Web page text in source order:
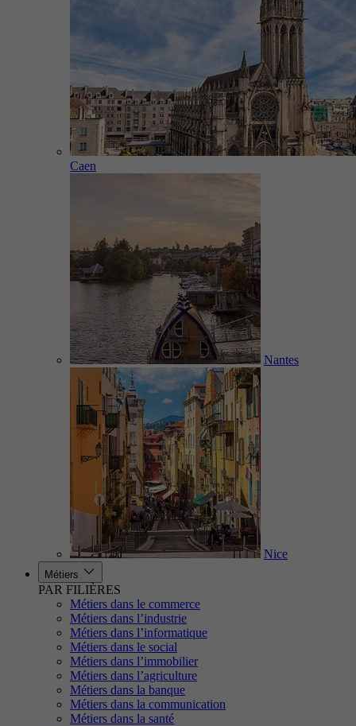
Caen
Nantes
Nice
Métiers
PAR FILIÈRES
Métiers dans le commerce
Métiers dans l’industrie
Métiers dans l’informatique
Métiers dans le social
Métiers dans l’immobilier
Métiers dans l’agriculture
Métiers dans la banque
Métiers dans la communication
Métiers dans la santé